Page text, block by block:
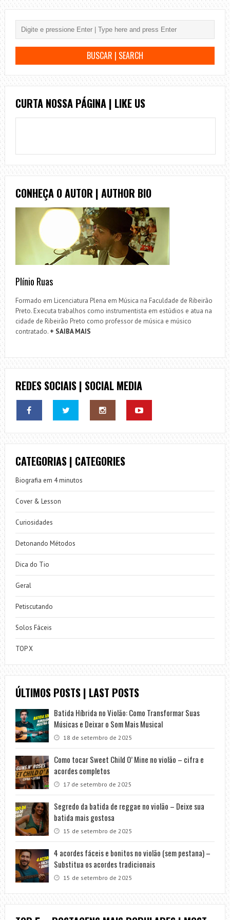
CURTA NOSSA PÁGINA | LIKE US
CONHEÇA O AUTOR | AUTHOR BIO
Plínio Ruas
Formado em Licenciatura Plena em Música na Faculdade de Ribeirão
Preto. Executa trabalhos como instrumentista em estúdios e atua na
cidade de Ribeirão Preto como professor de música e músico
contratado. + SAIBA MAIS
REDES SOCIAIS | SOCIAL MEDIA
CATEGORIAS | CATEGORIES
Biografia em 4 minutos
Cover & Lesson
Curiosidades
Detonando Métodos
Dica do Tio
Geral
Petiscutando
Solos Fáceis
TOP X
ÚLTIMOS POSTS | LAST POSTS
Batida Híbrida no Violão: Como Transformar Suas
Músicas e Deixar o Som Mais Musical
18 de setembro de 2025
Como tocar Sweet Child O’ Mine no violão – cifra e
acordes completos
17 de setembro de 2025
Segredo da batida de reggae no violão – Deixe sua
batida mais gostosa
15 de setembro de 2025
4 acordes fáceis e bonitos no violão (sem pestana) –
Substitua os acordes tradicionais
15 de setembro de 2025